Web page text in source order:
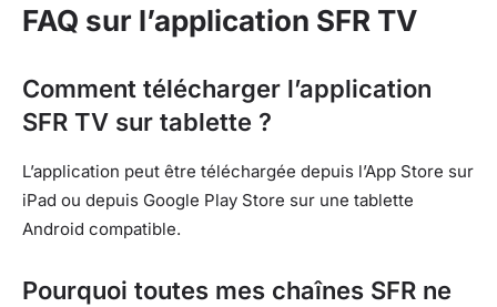
FAQ sur l’application SFR TV
Comment télécharger l’application
SFR TV sur tablette ?
L’application peut être téléchargée depuis l’App Store sur
iPad ou depuis Google Play Store sur une tablette
Android compatible.
Pourquoi toutes mes chaînes SFR ne